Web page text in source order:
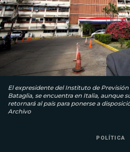
El expresidente del Instituto de Previsión
Bataglia, se encuentra en Italia, aunque
retornará al país para ponerse a
Archivo
POLÍTICA